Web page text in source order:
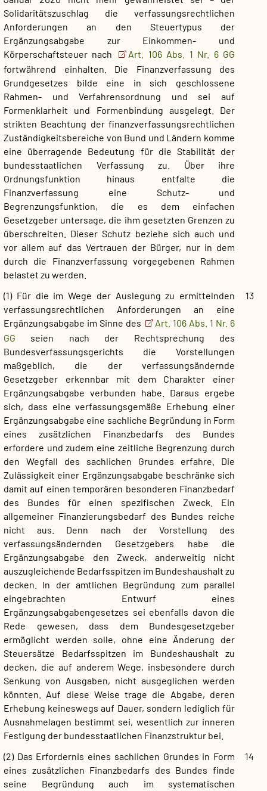
Solidaritätszuschlag die verfassungsrechtlichen
Anforderungen an den Steuertypus der
Ergänzungsabgabe zur Einkommen- und
Körperschaftsteuer nach
Art. 106 Abs. 1 Nr. 6 GG
fortwährend einhalten. Die Finanzverfassung des
Grundgesetzes bilde eine in sich geschlossene
Rahmen- und Verfahrensordnung und sei auf
Formenklarheit und Formenbindung ausgelegt. Der
strikten Beachtung der finanzverfassungsrechtlichen
Zuständigkeitsbereiche von Bund und Ländern komme
eine überragende Bedeutung für die Stabilität der
bundesstaatlichen Verfassung zu. Über ihre
Ordnungsfunktion hinaus entfalte die
Finanzverfassung eine Schutz- und
Begrenzungsfunktion, die es dem einfachen
Gesetzgeber untersage, die ihm gesetzten Grenzen zu
überschreiten. Dieser Schutz beziehe sich auch und
vor allem auf das Vertrauen der Bürger, nur in dem
durch die Finanzverfassung vorgegebenen Rahmen
belastet zu werden.
13
(1) Für die im Wege der Auslegung zu ermittelnden
verfassungsrechtlichen Anforderungen an eine
Ergänzungsabgabe im Sinne des
Art. 106 Abs. 1 Nr. 6
GG seien nach der Rechtsprechung des
Bundesverfassungsgerichts die Vorstellungen
maßgeblich, die der verfassungsändernde
Gesetzgeber erkennbar mit dem Charakter einer
Ergänzungsabgabe verbunden habe. Daraus ergebe
sich, dass eine verfassungsgemäße Erhebung einer
Ergänzungsabgabe eine sachliche Begründung in Form
eines zusätzlichen Finanzbedarfs des Bundes
erfordere und zudem eine zeitliche Begrenzung durch
den Wegfall des sachlichen Grundes erfahre. Die
Zulässigkeit einer Ergänzungsabgabe beschränke sich
damit auf einen temporären besonderen Finanzbedarf
des Bundes für einen spezifischen Zweck. Ein
allgemeiner Finanzierungsbedarf des Bundes reiche
nicht aus. Denn nach der Vorstellung des
verfassungsändernden Gesetzgebers habe die
Ergänzungsabgabe den Zweck, anderweitig nicht
auszugleichende Bedarfsspitzen im Bundeshaushalt zu
decken. In der amtlichen Begründung zum parallel
eingebrachten Entwurf eines
Ergänzungsabgabengesetzes sei ebenfalls davon die
Rede gewesen, dass dem Bundesgesetzgeber
ermöglicht werden solle, ohne eine Änderung der
Steuersätze Bedarfsspitzen im Bundeshaushalt zu
decken, die auf anderem Wege, insbesondere durch
Senkung von Ausgaben, nicht ausgeglichen werden
könnten. Auf diese Weise trage die Abgabe, deren
Erhebung keineswegs auf Dauer, sondern lediglich für
Ausnahmelagen bestimmt sei, wesentlich zur inneren
Festigung der bundesstaatlichen Finanzstruktur bei.
14
(2) Das Erfordernis eines sachlichen Grundes in Form
eines zusätzlichen Finanzbedarfs des Bundes finde
seine Begründung auch im systematischen